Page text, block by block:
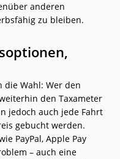
anderen
zu bleiben.
die Wahl: Wer den
den Taxameter
jedoch auch jede Fahrt
gebucht werden.
PayPal, Apple Pay
– auch eine